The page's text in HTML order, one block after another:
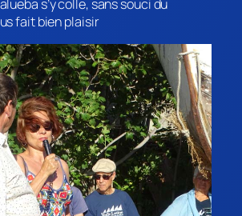
s’y colle, sans souci du
fait bien plaisir